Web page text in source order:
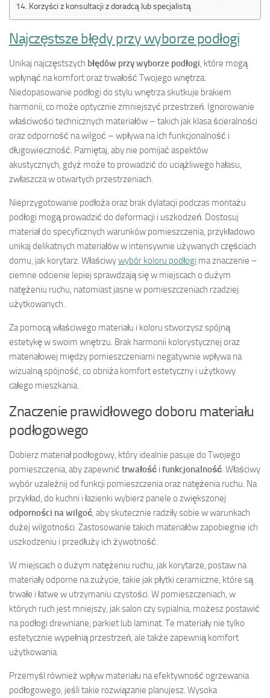
Korzyści z konsultacji z doradcą lub specjalistą
Najczęstsze błędy przy wyborze podłogi
Unikaj najczęstszych błędów przy wyborze podłogi , które mogą
wpłynąć na komfort oraz trwałość Twojego wnętrza.
Niedopasowanie podłogi do stylu wnętrza skutkuje brakiem
harmonii, co może optycznie zmniejszyć przestrzeń. Ignorowanie
właściwości technicznych materiałów – takich jak klasa ścieralności
oraz odporność na wilgoć – wpływa na ich funkcjonalność i
długowieczność. Pamiętaj, aby nie pomijać aspektów
akustycznych, gdyż może to prowadzić do uciążliwego hałasu,
zwłaszcza w otwartych przestrzeniach.
Nieprzygotowanie podłoża oraz brak dylatacji podczas montażu
podłogi mogą prowadzić do deformacji i uszkodzeń. Dostosuj
materiał do specyficznych warunków pomieszczenia, przykładowo
unikaj delikatnych materiałów w intensywnie używanych częściach
domu, jak korytarz. Właściwywybór koloru podłogi ma znaczenie –
ciemne odcienie lepiej sprawdzają się w miejscach o dużym
natężeniu ruchu, natomiast jasne w pomieszczeniach rzadziej
użytkowanych.
Za pomocą właściwego materiału i koloru stworzysz spójną
estetykę w swoim wnętrzu. Brak harmonii kolorystycznej oraz
materiałowej między pomieszczeniami negatywnie wpływa na
wizualną spójność, co obniża komfort estetyczny i użytkowy
całego mieszkania.
Znaczenie prawidłowego doboru materiału
podłogowego
Dobierz materiał podłogowy, który idealnie pasuje do Twojego
pomieszczenia, aby zapewnić trwałość i funkcjonalność . Właściwy
wybór uzależnij od funkcji pomieszczenia oraz natężenia ruchu. Na
przykład, do kuchni i łazienki wybierz panele o zwiększonej
odporności na wilgoć , aby skutecznie radziły sobie w warunkach
dużej wilgotności. Zastosowanie takich materiałów zapobiegnie ich
uszkodzeniu i przedłuży ich żywotność.
W miejscach o dużym natężeniu ruchu, jak korytarze, postaw na
materiały odporne na zużycie, takie jak płytki ceramiczne, które są
trwałe i łatwe w utrzymaniu czystości. W pomieszczeniach, w
których ruch jest mniejszy, jak salon czy sypialnia, możesz postawić
na podłogi drewniane, parkiet lub laminat. Te materiały nie tylko
estetycznie wypełnią przestrzeń, ale także zapewnią komfort
użytkowania.
Przemyśl również wpływ materiału na efektywność ogrzewania
podłogowego, jeśli takie rozwiązanie planujesz. Wysoka